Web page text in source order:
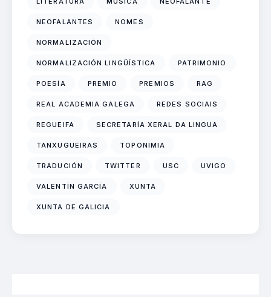
NEOFALANTES NOMES
NORMALIZACIÓN
NORMALIZACIÓN LINGÜÍSTICA PATRIMONIO
POESÍA PREMIO PREMIOS RAG
REAL ACADEMIA GALEGA REDES SOCIAIS
REGUEIFA SECRETARÍA XERAL DA LINGUA
TANXUGUEIRAS TOPONIMIA
TRADUCIÓN TWITTER USC UVIGO
VALENTÍN GARCÍA XUNTA
XUNTA DE GALICIA